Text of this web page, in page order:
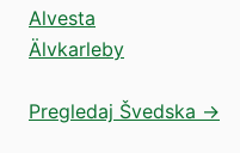
Alvesta
Älvkarleby
Pregledaj Švedska →